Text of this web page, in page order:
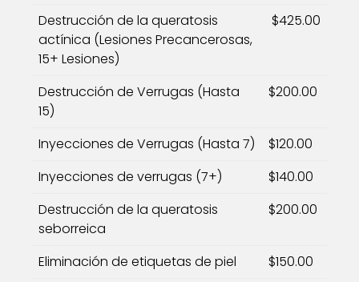
Destrucción de la queratosis
actínica (Lesiones Precancerosas,
15+ Lesiones)
$425.00
Destrucción de Verrugas (Hasta
15)
$200.00
Inyecciones de Verrugas (Hasta 7)
$120.00
Inyecciones de verrugas (7+)
$140.00
Destrucción de la queratosis
seborreica
$200.00
Eliminación de etiquetas de piel
$150.00